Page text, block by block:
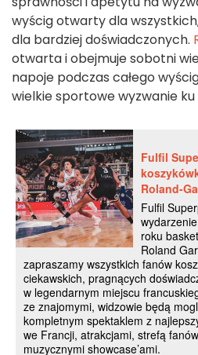
wyścig otwarty dla
dla bardziej doświadczonych.
otwarta i obejmuje sobotni
napoje podczas całego
wielkie sportowe wyzwanie ku